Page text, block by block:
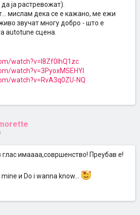
ја растревожат).
мислам дека се е кажано, ме ежи
звучат многу добро - што е
autotune сцена.
watch?v=l8Zf0IhQ1zc
watch?v=3PyoxMSEHYI
watch?v=RvA3q0ZU-NQ
имаааа,совршенство! Преубав е!
и Do i wanna know...